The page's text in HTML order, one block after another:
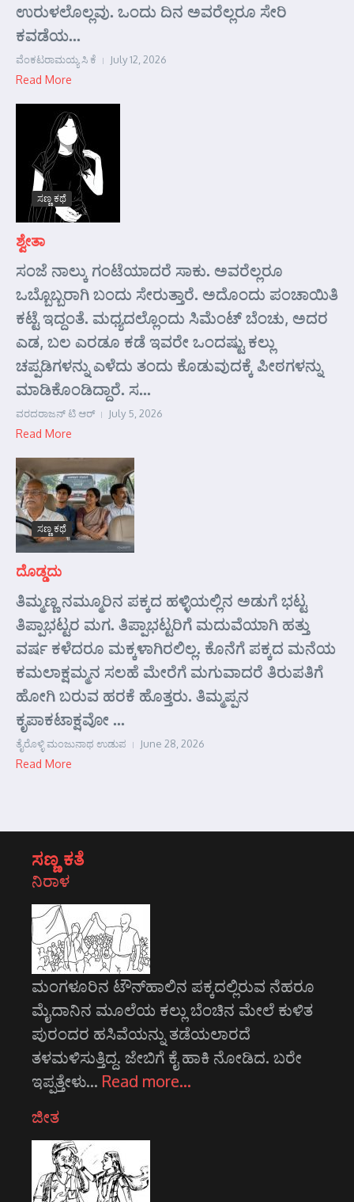
ಉರುಳಲೊಲ್ಲವು. ಒಂದು ದಿನ ಅವರೆಲ್ಲರೂ ಸೇರಿ
ಕವಡೆಯ...
ವೆಂಕಟರಾಮಯ್ಯ ಸಿ ಕೆ July 12, 2026
Read More
ಸಣ್ಣ ಕಥೆ
ಶ್ವೇತಾ
ಸಂಜೆ ನಾಲ್ಕು ಗಂಟೆಯಾದರೆ ಸಾಕು. ಅವರೆಲ್ಲರೂ
ಒಬ್ಬೊಬ್ಬರಾಗಿ ಬಂದು ಸೇರುತ್ತಾರೆ. ಅದೊಂದು ಪಂಚಾಯಿತಿ
ಕಟ್ಟೆ ಇದ್ದಂತೆ. ಮಧ್ಯದಲ್ಲೊಂದು ಸಿಮೆಂಟ್ ಬೆಂಚು, ಅದರ
ಎಡ, ಬಲ ಎರಡೂ ಕಡೆ ಇವರೇ ಒಂದಷ್ಟು ಕಲ್ಲು
ಚಪ್ಪಡಿಗಳನ್ನು ಎಳೆದು ತಂದು ಕೊಡುವುದಕ್ಕೆ ಪೀಠಗಳನ್ನು
ಮಾಡಿಕೊಂಡಿದ್ದಾರೆ. ಸ...
ವರದರಾಜನ್ ಟಿ ಆರ್ July 5, 2026
Read More
ಸಣ್ಣ ಕಥೆ
ದೊಡ್ಡದು
ತಿಮ್ಮಣ್ಣ ನಮ್ಮೂರಿನ ಪಕ್ಕದ ಹಳ್ಳಿಯಲ್ಲಿನ ಅಡುಗೆ ಭಟ್ಟ
ತಿಪ್ಪಾಭಟ್ಟರ ಮಗ. ತಿಪ್ಪಾಭಟ್ಟರಿಗೆ ಮದುವೆಯಾಗಿ ಹತ್ತು
ವರ್ಷ ಕಳೆದರೂ ಮಕ್ಕಳಾಗಿರಲಿಲ್ಲ. ಕೊನೆಗೆ ಪಕ್ಕದ ಮನೆಯ
ಕಮಲಾಕ್ಷಮ್ಮನ ಸಲಹೆ ಮೇರೆಗೆ ಮಗುವಾದರೆ ತಿರುಪತಿಗೆ
ಹೋಗಿ ಬರುವ ಹರಕೆ ಹೊತ್ತರು. ತಿಮ್ಮಪ್ಪನ
ಕೃಪಾಕಟಾಕ್ಷವೋ ...
ತೈರೊಳ್ಳಿ ಮಂಜುನಾಥ ಉಡುಪ June 28, 2026
Read More
ಸಣ್ಣ ಕತೆ
ನಿರಾಳ
ಮಂಗಳೂರಿನ ಟೌನ್‌ಹಾಲಿನ ಪಕ್ಕದಲ್ಲಿರುವ ನೆಹರೂ
ಮೈದಾನಿನ ಮೂಲೆಯ ಕಲ್ಲು ಬೆಂಚಿನ ಮೇಲೆ ಕುಳಿತ
ಪುರಂದರ ಹಸಿವೆಯನ್ನು ತಡೆಯಲಾರದೆ
ತಳಮಳಿಸುತ್ತಿದ್ದ. ಜೇಬಿಗೆ ಕೈ ಹಾಕಿ ನೋಡಿದ. ಬರೇ
ಇಪ್ಪತ್ತೇಳು… Read more…
ಜೀತ